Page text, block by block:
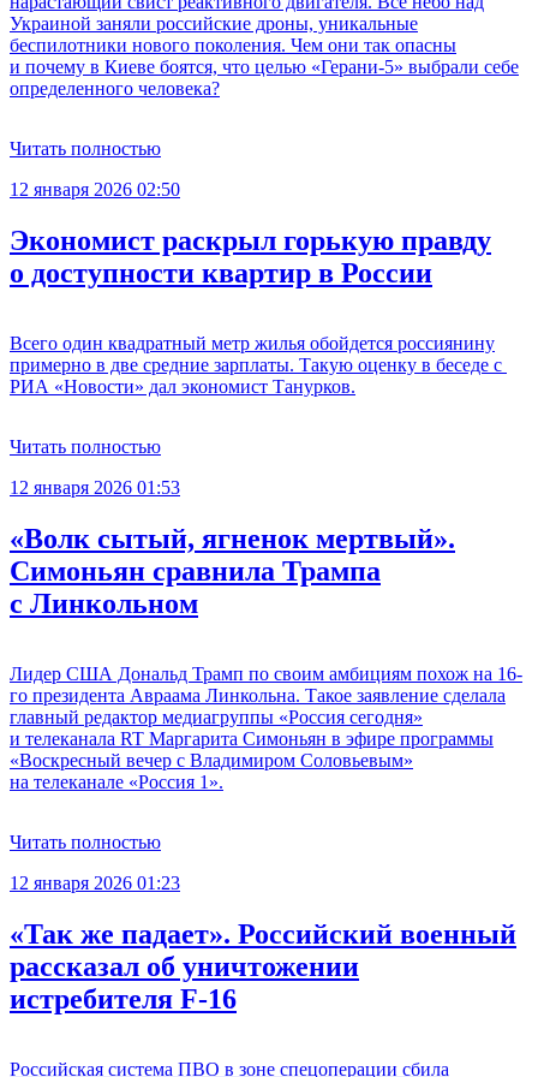
Украиной заняли российские дроны, уникальные
беспилотники нового поколения. Чем они так опасны
и почему в Киеве боятся, что целью «Герани-5» выбрали себе
определенного человека?
Читать полностью
12 января 2026 02:50
Экономист раскрыл горькую правду
о доступности квартир в России
Всего один квадратный метр жилья обойдется россиянину
примерно в две средние зарплаты. Такую оценку в беседе с
РИА «Новости» дал экономист Танурков.
Читать полностью
12 января 2026 01:53
«Волк сытый, ягненок мертвый».
Симоньян сравнила Трампа
с Линкольном
Лидер США Дональд Трамп по своим амбициям похож на 16-
го президента Авраама Линкольна. Такое заявление сделала
главный редактор медиагруппы «Россия сегодня»
и телеканала RT Маргарита Симоньян в эфире программы
«Воскресный вечер с Владимиром Соловьевым»
на телеканале «Россия 1».
Читать полностью
12 января 2026 01:23
«Так же падает». Российский военный
рассказал об уничтожении
истребителя F-16
Российская система ПВО в зоне спецоперации сбила